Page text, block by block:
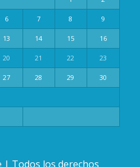
6 7 8 9
13 14 15 16
20 21 22 23
27 28 29 30
| Todos los derechos